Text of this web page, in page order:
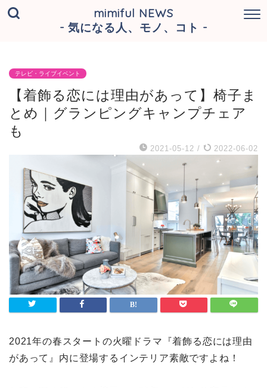
mimiful NEWS
- 気になる人、モノ、コト -
テレビ・ライブイベント
【着飾る恋には理由があって】椅子ま
とめ｜グランピングキャンプチェア
も
2021-05-12 / 2022-06-02
2021年の春スタートの火曜ドラマ『着飾る恋には理由
があって』内に登場するインテリア素敵ですよね！